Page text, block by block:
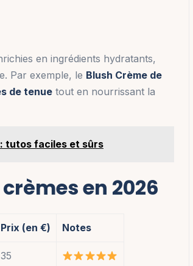
en ingrédients hydratants,
Par exemple, le Blush Crème de
de tenue tout en nourrissant la
tutos faciles et sûrs
en 2026
Prix (en €) Notes
35